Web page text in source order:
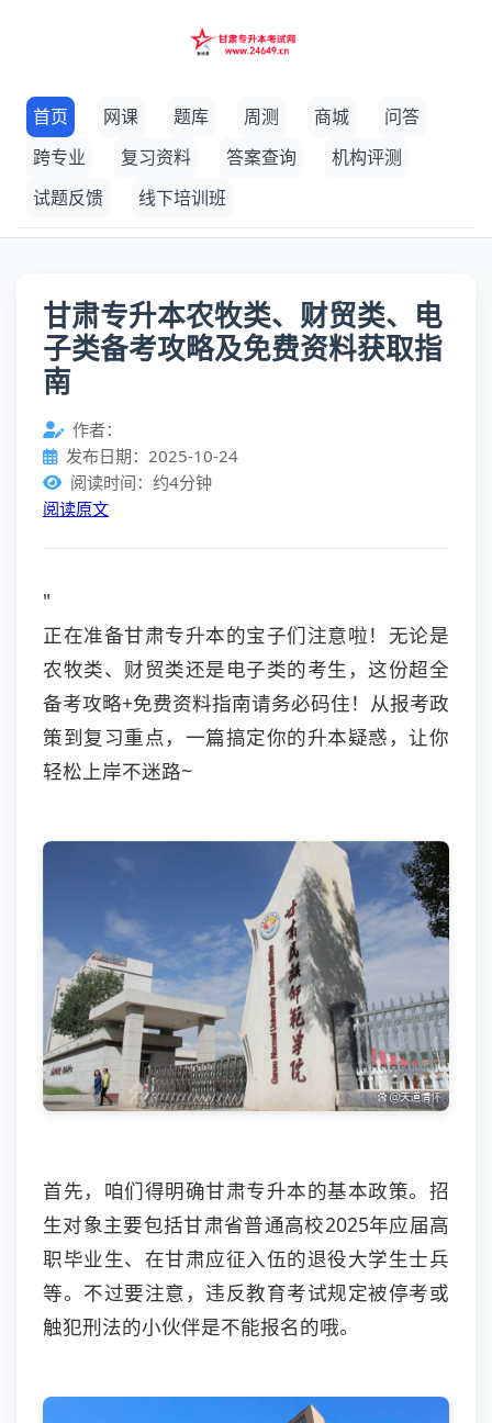
首页 网课 题库 周测 商城
问答
跨专业
复习资料 答案查询
机构评测
试题反馈
线下培训班
甘肃专升本农牧类、财贸类、电
子类备考攻略及免费资料获取指
南
作者：
发布日期：2025-10-24
阅读时间：约4分钟
阅读原文
"
正在准备甘肃专升本的宝子们注意啦！无论是
农牧类、财贸类还是电子类的考生，这份超全
备考攻略+免费资料指南请务必码住！从报考政
策到复习重点，一篇搞定你的升本疑惑，让你
轻松上岸不迷路~
首先，咱们得明确甘肃专升本的基本政策。招
生对象主要包括甘肃省普通高校2025年应届高
职毕业生、在甘肃应征入伍的退役大学生士兵
等。不过要注意，违反教育考试规定被停考或
触犯刑法的小伙伴是不能报名的哦。